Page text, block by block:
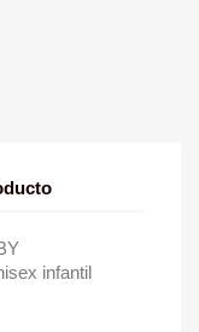
infantil